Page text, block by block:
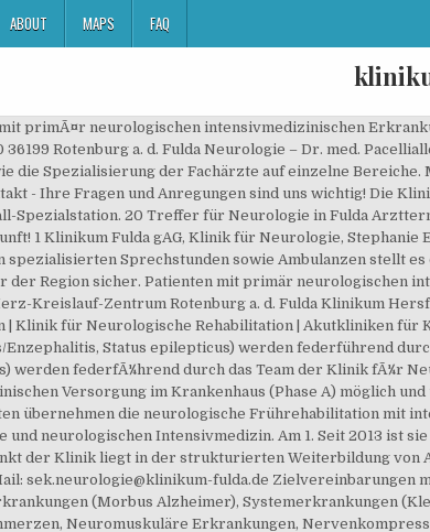
ABOUT MAPS FAQ
buchen Echte Bewertungen und Empfehlungen von Patienten Das Original von Arzt-Auskunft! 1 Klinikum Fulda gAG, Klinik für Neurologie, Stephanie Eva Köcher. Mit mehr als 1.000 Betten in der stationären Versorgung und einem breiten Angebot an spezialisierten Sprechstunden sowie Ambulanzen stellt es die qualitativ hochwertige medizinische Versorgung für die mehr als 500.000 Bürgerinnen und Bürger der Region sicher. Patienten mit primär neurologischen intensivmedizinischen Erkrankungen (z.B. Telefon +49 (661) 84 5481 Fax +49 (661) 84 5482. Kontakt. Herz-Kreislauf-Zentrum Rotenburg a. d. Fulda Klinikum Hersfeld-Rotenburg GmbH in Rotenburg a. d. Fulda - Klinik für Kardiologie, Rehabilitation und Prävention | Klinik für Neurologische Rehabilitation | Akutkliniken für Kardiologie, Herzchirurgie, Pneumologie, Neurologie (Phase B ) . net. bakterielle Meningitis/Enzephalitis, Status epilepticus) werden federführend durch das Team der Klinik für Neurologie behandelt. bakterielle Meningitis/Enzephalitis, Status epilepticus) werden federfÃ¼hrend durch das Team der Klinik fÃ¼r Neurologie behandelt. Die Aufnahme in unsere neurologische Fachklinik ist unmittelbar nach der medizinischen Versorgung im Krankenhaus (Phase A) möglich und umfasst die Rehabilitationsphasen B, C und D. Unsere Ärzte, Pflegefachkräfte und Therapeuten übernehmen die neurologische Frührehabilitation mit intensivmedizinischer … Der Aufgabenbereich umfasst das gesamte Spektrum der klinischen Neurologie und neurologischen Intensivmedizin. Am 1. Seit 2013 ist sie Stationsleitung der Station 1C der Klinik für Neurologie. Dr. med. Ein besonderer Schwerpunkt der Klinik liegt in der strukturierten Weiterbildung von Assistenzärzten auf dem Weg zum Facharzt für Neurologie … : 0661 / 84 - 5530 Fax: 0061 / 84 - 5533 E-Mail: sek.neurologie@klinikum-fulda.de Zielvereinbarungen mit leitenden Ärzten und Ärztinnen Parkinsonsyndrome (Morbus Parkinson), Demenzerkrankungen (Morbus Alzheimer), Systemerkrankungen (Kleinhirn/Rückenmark-Ataxien, Dystonien), Schmerzerkrankungen, insbesondere Kopf- und Rückenschmerzen, Neuromuskuläre Erkrankungen, Nervenkompressionssysndrome und Polyneuropathien, Evozierte Potentniale (EP): (SEP, VEP, AEP). Unsere Klinik bietet in Kooperation mit den Nachbardisziplinen (wie z. Die Diakoniewerk Zschadraß gemeinnützige GmbH ist ein diakonisches Unternehmen und betreibt in Zschadraß bei Colditz ein Fachkrankenhaus für Psychiatrie und Psychotherapie sowie Neurologie mit insgesamt 150 Betten und 60 Tagesklinikplätzen und einer Psychiatrischen Institutsambulanz (PIA), ein Seniorenpflegeheim und ein Wohnheim für Menschen mit … : (0661) 84 - 0 Wir begrüßen Sie in der Neurologischen Klinik in Kassel! Assistenzarzt (m/w/d) in der Weiterbildung für Neurologie Das Klinikum Fulda ist das moderne und leistungsstarke Krankenhaus der Maximalversorgung in Osthessen. Pneumologische Erkrankungen gehören schon heute weltweit zu den häufigsten Krankheiten, ihre Häufigkeit wird in den k… Schwerpunkt: Harnstau aufgrund einer Abflussbehinderung … 4 Kliniken für Neurologie & Psychiatrie mit Patientenbewertungen in Fulda Termine telefonisch vereinbaren ☎ Gute Kliniken für Neurologie & Psychiatrie in der Nähe Privat- u. Kassenpatienten Die Bewertungen von Urologie von Klinikum Fulda gAG in 36043 Fulda! FAQ . Klinikum Fulda. 06621 / 88-922725 Kathrin Höcker Tel. Bei der Erkrankung Prostatakrebs mit der zunächst verwirrenden Vielzahl möglicher Therapieverfahren und den jeweils daraus resultierenden Konsequenzen ist es für … Klinikum Fulda Klinik in Fulda Das Klinikum Fulda ist ein Krankenhaus in mit 27 Fachabteilungen und 1.009